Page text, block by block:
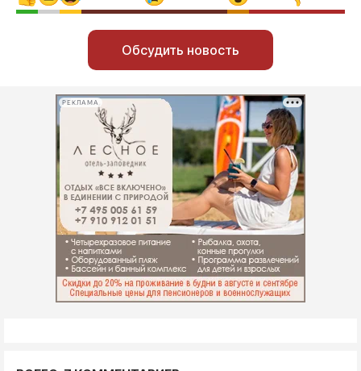
Обсудить новость
РЕКЛАМА